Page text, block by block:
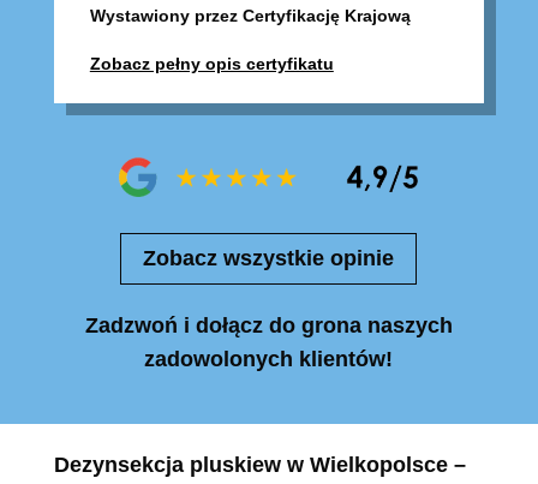
Wystawiony przez Certyfikację Krajową
Zobacz pełny opis certyfikatu
Zobacz wszystkie opinie
Zadzwoń i dołącz do grona naszych
zadowolonych klientów!
Dezynsekcja pluskiew w Wielkopolsce –